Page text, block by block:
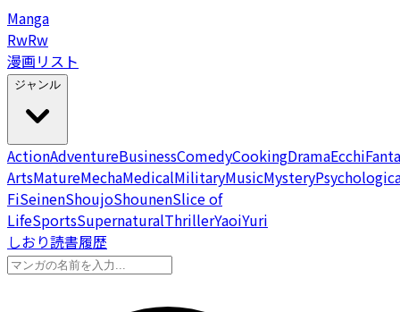
Manga
RwRw
漫画リスト
ジャンル
ActionAdventureBusinessComedyCookingDramaEcchi
ArtsMatureMechaMedicalMilitaryMusicMystery
FiSeinenShoujoShounenSlice of
LifeSportsSupernaturalThrillerYaoiYuri
しおり読書履歴